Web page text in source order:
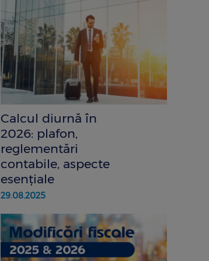
Calcul diurnă în
2026: plafon,
reglementări
contabile, aspecte
esențiale
29.08.2025